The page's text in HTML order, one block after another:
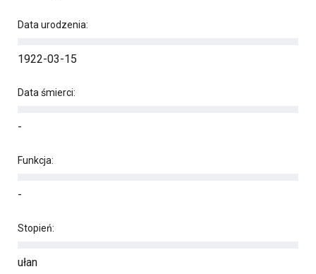
Data urodzenia:
1922-03-15
Data śmierci:
-
Funkcja:
-
Stopień:
ułan